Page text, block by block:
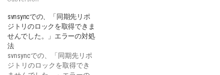
svnsyncでの、「同期先リポ
ジトリのロックを取得できま
せんでした。」エラーの対処
法
svnsyncでの、「同期先リポ
ジトリのロックを取得でき